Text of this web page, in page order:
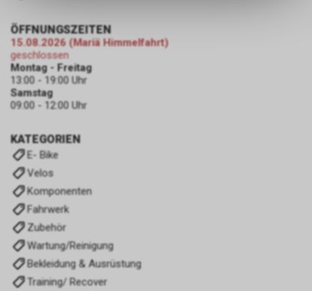
KATEGORIEN
E- Bike
Velos
Komponenten
Fahrwerk
Zubehör
Wartung/Reinigung
Bekleidung & Ausrüstung
Training/ Recover
ÖFFNUNGSZEITEN
15.08.2026 (Mariä Himmelfahrt)
geschlossen
Montag - Freitag
13:00 - 19:00 Uhr
Samstag
09:00 - 12:00 Uhr
persönlichen Informationen